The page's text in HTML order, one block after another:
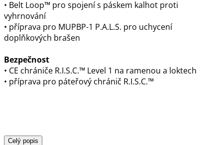
• Belt Loop™ pro spojení s páskem kalhot proti
vyhrnování
• příprava pro MUPBP-1 P.A.L.S. pro uchycení
doplňkových brašen
Bezpečnost
• CE chrániče R.I.S.C.™ Level 1 na ramenou a loktech
• příprava pro páteřový chránič R.I.S.C.™
Celý popis